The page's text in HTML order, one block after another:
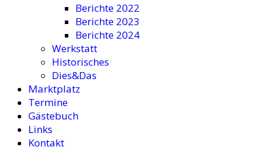
Berichte 2022
Berichte 2023
Berichte 2024
Werkstatt
Historisches
Dies&Das
Marktplatz
Termine
Gästebuch
Links
Kontakt